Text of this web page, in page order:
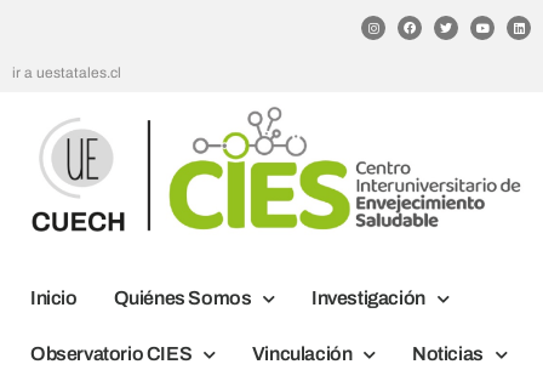
ir a uestatales.cl
Inicio Quiénes Somos Investigación
Observatorio CIES Vinculación Noticias